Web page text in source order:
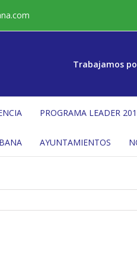
Trabajamos
PROGRAMA LEADER
AYUNTAMIENTOS